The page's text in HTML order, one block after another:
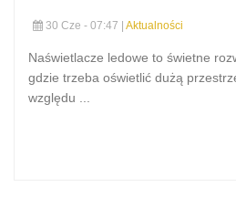
30 Cze - 07:47 | Aktualności
Naświetlacze ledowe to świetne
gdzie trzeba oświetlić dużą
względu ...